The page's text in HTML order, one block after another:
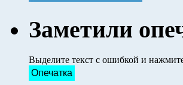
Заметили
Выделите текст с ошибкой и
Опечатка